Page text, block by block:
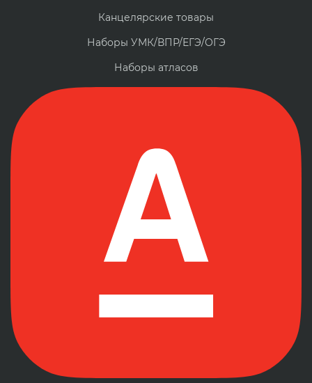
Канцелярские товары
Наборы УМК/ВПР/ЕГЭ/ОГЭ
Наборы атласов